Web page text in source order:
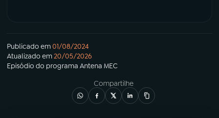
Publicado em01/08/2024
Atualizado em20/05/2026
Episódio do programa Antena MEC
Compartilhe